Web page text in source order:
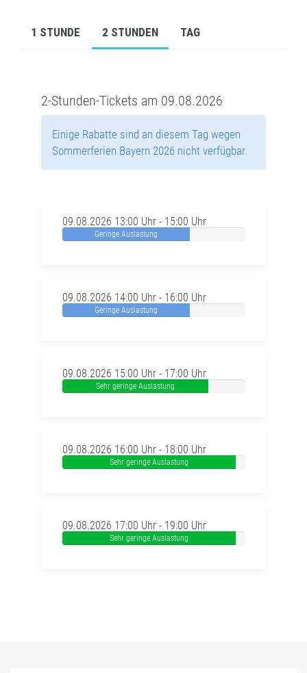
1 STUNDE 2 STUNDEN TAG
2-Stunden-Tickets am 09.08.2026
Einige Rabatte sind an diesem Tag wegen
Sommerferien Bayern 2026 nicht verfügbar.
09.08.2026 13:00 Uhr - 15:00 Uhr
Geringe Auslastung
09.08.2026 14:00 Uhr - 16:00 Uhr
Geringe Auslastung
09.08.2026 15:00 Uhr - 17:00 Uhr
Sehr geringe Auslastung
09.08.2026 16:00 Uhr - 18:00 Uhr
Sehr geringe Auslastung
09.08.2026 17:00 Uhr - 19:00 Uhr
Sehr geringe Auslastung